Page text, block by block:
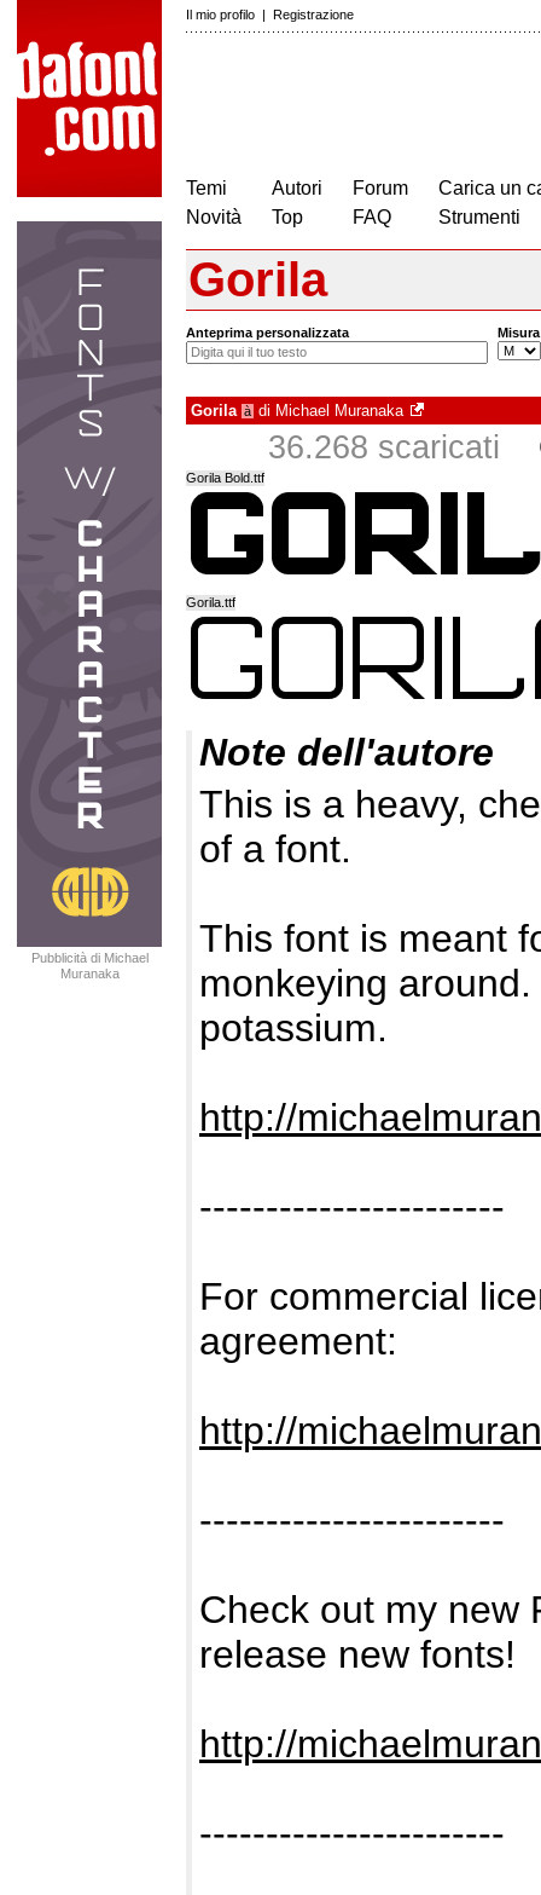
Il mio profilo | Registrazione
Temi
Novità
Autori
Top
Forum
FAQ
Carica un
Strumenti
Pubblicità di Michael
Muranaka
Gorila
Anteprima personalizzata Misura
Gorila à di Michael Muranaka
36.268 scaricati
Gorila Bold.ttf
Gorila.ttf
Note dell'autore
This is a heavy,
of a font.
This font is meant
monkeying
potassium.
http://
-----------------------
For commercial
agreement:
http://
-----------------------
Check out my new
release new fonts!
http://
-----------------------